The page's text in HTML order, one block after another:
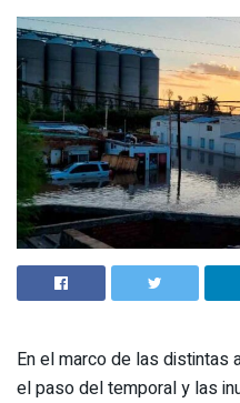
En el marco de las distintas
el paso del temporal y las